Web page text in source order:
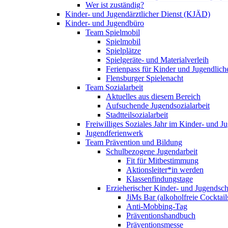
Wer ist zuständig?
Kinder- und Jugendärztlicher Dienst (KJÄD)
Kinder- und Jugendbüro
Team Spielmobil
Spielmobil
Spielplätze
Spielgeräte- und Materialverleih
Ferienpass für Kinder und
Flensburger Spielenacht
Team Sozialarbeit
Aktuelles aus diesem Bereich
Aufsuchende Jugendsozialarbeit
Stadtteilsozialarbeit
Freiwilliges Soziales Jahr im Kinder- und
Jugendferienwerk
Team Prävention und Bildung
Schulbezogene Jugendarbeit
Fit für Mitbestimmung
Aktionsleiter*in werden
Klassenfindungstage
Erzieherischer Kinder- und
JiMs Bar (alkoholfreie
Anti-Mobbing-Tag
Präventionshandbuch
Präventionsmesse